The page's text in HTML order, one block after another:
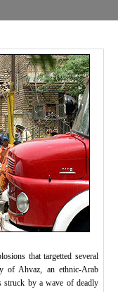
that targetted several
of Ahvaz, an ethnic-Arab
struck by a wave of deadly